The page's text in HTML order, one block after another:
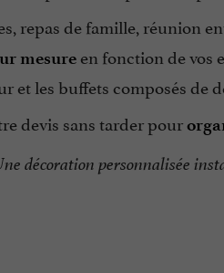
repas de famille, réunion
mesureen fonction de vos
et les buffets composés de
devis sans tarder pour
décoration personnalisée